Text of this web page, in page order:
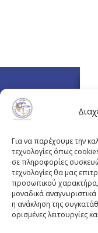
Για να παρέχουμε την
τεχνολογίες όπως
σε πληροφορίες
τεχνολογίες θα μας
προσωπικού
μοναδικά
η ανάκληση της
ορισμένες λειτουργίες
Email